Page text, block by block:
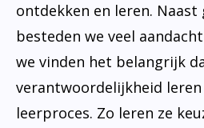
ontdekken en leren. Naast
besteden we veel
we vinden het belangrijk
verantwoordelijkheid
leerproces. Zo leren ze